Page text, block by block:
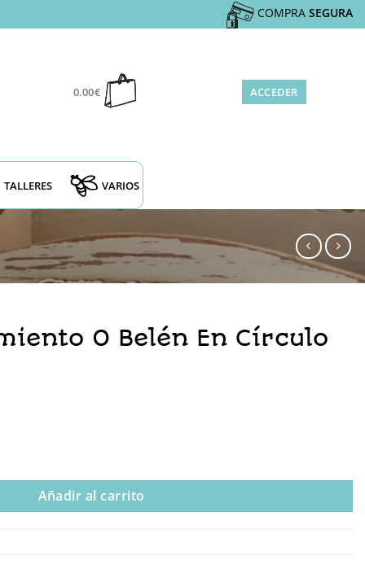
COMPRA SEGURA
0.00€ ACCEDER
TALLERES VARIOS
O Belén En Círculo
Añadir al carrito